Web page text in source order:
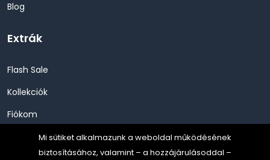
Blog
Extrák
Flash Sale
Kollekciók
Fiókom
EXTRA AJÁNLAT
Mi sütiket alkalmazunk a weboldal működésének
biztosításához, valamint – a hozzájárulásoddal –